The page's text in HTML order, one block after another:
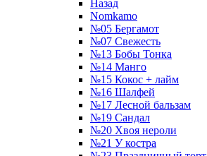
Назад
Nomkamo
№05 Бергамот
№07 Свежесть
№13 Бобы Тонка
№14 Манго
№15 Кокос + лайм
№16 Шалфей
№17 Лесной бальзам
№19 Сандал
№20 Хвоя нероли
№21 У костра